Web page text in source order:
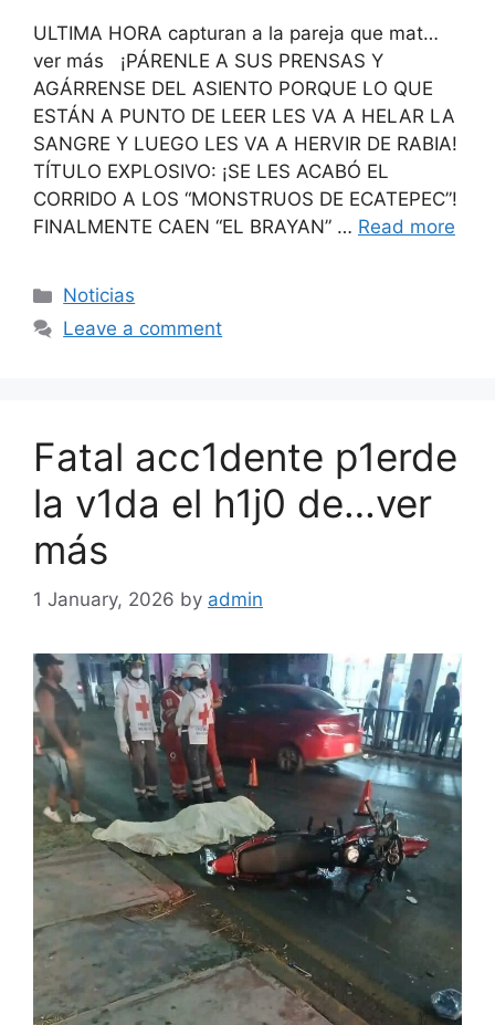
ULTIMA HORA capturan a la pareja que mat…
ver más ¡PÁRENLE A SUS PRENSAS Y
AGÁRRENSE DEL ASIENTO PORQUE LO QUE
ESTÁN A PUNTO DE LEER LES VA A HELAR LA
SANGRE Y LUEGO LES VA A HERVIR DE RABIA!
TÍTULO EXPLOSIVO: ¡SE LES ACABÓ EL
CORRIDO A LOS “MONSTRUOS DE ECATEPEC”!
FINALMENTE CAEN “EL BRAYAN” … Read more
Categories
Noticias
Leave a comment
Fatal acc1dente p1erde
la v1da el h1j0 de…ver
más
1 January, 2026 by admin